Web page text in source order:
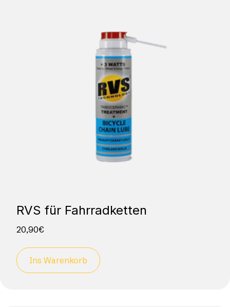
RVS für Fahrradketten
20,90€
Ins Warenkorb